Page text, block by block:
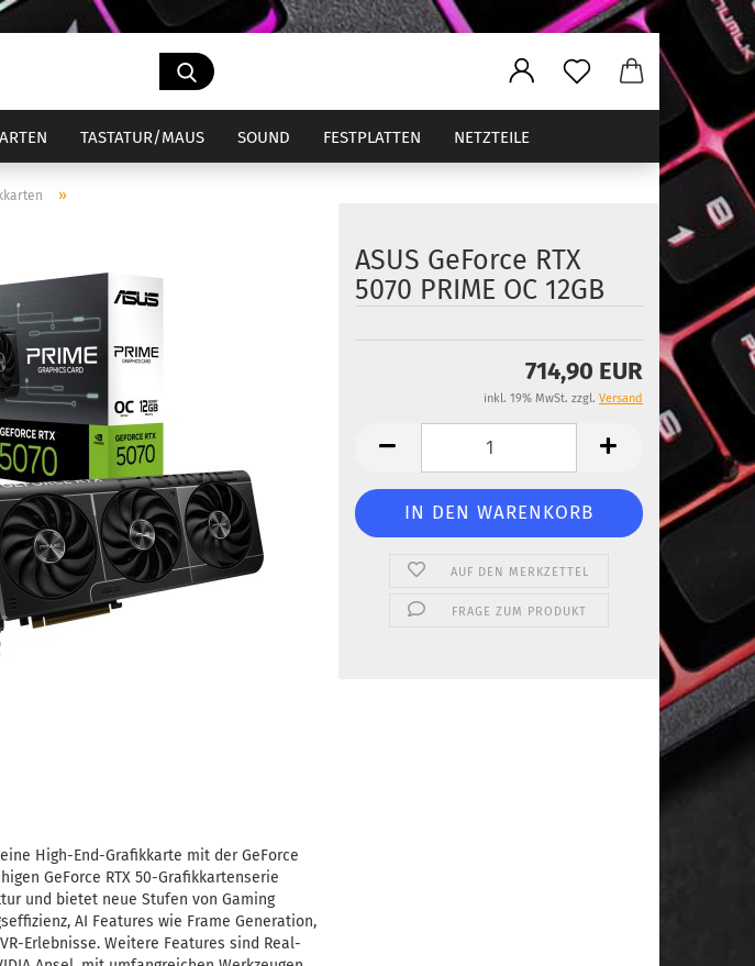
TASTATUR/MAUS SOUND FESTPLATTEN NETZTEILE
»
ASUS GeForce RTX
5070 PRIME OC 12GB
714,90 EUR
inkl. 19% MwSt. zzgl. Versand
AUF DEN MERKZETTEL
FRAGE ZUM PRODUKT
High-End-Grafikkarte mit der GeForce
GeForce RTX 50-Grafikkartenserie
und bietet neue Stufen von Gaming
AI Features wie Frame Generation,
Erlebnisse. Weitere Features sind Real-